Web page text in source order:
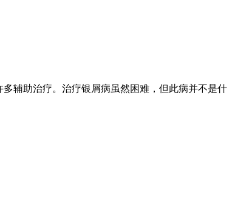
辅助治疗。治疗银屑病虽然困难，但此病并不是什